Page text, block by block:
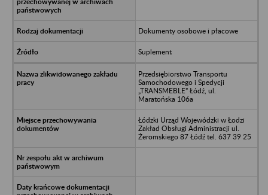
Dokumenty osobowe i płacowe
Suplement
Przedsiębiorstwo Transportu
Samochodowego i Spedycji
„TRANSMEBLE” Łódź, ul.
Maratońska 106a
Łódzki Urząd Wojewódzki w Łodzi
Zakład Obsługi Administracji ul.
Żeromskiego 87 Łódź tel. 637 39 25